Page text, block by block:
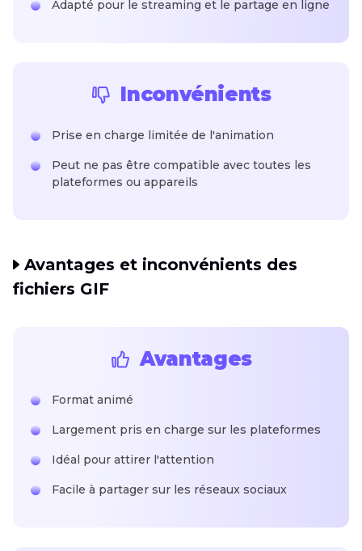
Adapté pour le streaming et le partage en ligne
Inconvénients
Prise en charge limitée de l'animation
Peut ne pas être compatible avec toutes les
plateformes ou appareils
Avantages et inconvénients des
fichiers GIF
Avantages
Format animé
Largement pris en charge sur les plateformes
Idéal pour attirer l'attention
Facile à partager sur les réseaux sociaux